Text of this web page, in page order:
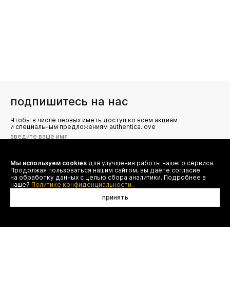
подпишитесь на нас
Чтобы в числе первых иметь доступ ко всем акциям
и специальным предложениям authentica.love
Я даю согласие на сбор, обработку и хранение моих
персональных данных (имя, email, телефон) для получения
рекламных и информационных рассылок от ООО 'БТ
Юнайтед', а также ознакомлен(а) с
Политикой конфиденциальности
Мы используем cookies для улучшения работы нашего сервиса.
Продолжая пользоваться нашим сайтом, вы даёте согласие
на обработку данных с целью сбора аналитики. Подробнее в
нашей Политике конфиденциальности.
принять